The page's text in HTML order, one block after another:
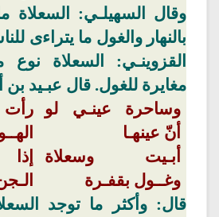
وقال
السهيلـي: السعلاة
بالنهار والغول ما يتراءى
القزوينـي: السعلاة نوع
مغايرة للغول. قال عبـيد
وساحرة عينـي لو
أنّ عينهـا
أبـيت وسعلاة
وغــول بقفـرة
قال: وأكثر ما توجد